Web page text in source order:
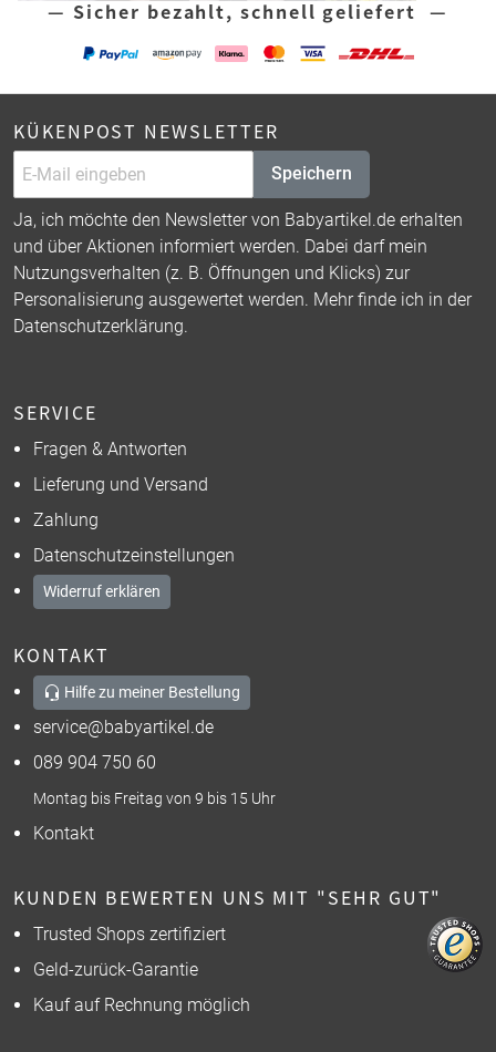
— Sicher bezahlt, schnell geliefert —
KÜKENPOST NEWSLETTER
Speichern
Ja, ich möchte den Newsletter von Babyartikel.de erhalten
und über Aktionen informiert werden. Dabei darf mein
Nutzungsverhalten (z. B. Öffnungen und Klicks) zur
Personalisierung ausgewertet werden. Mehr finde ich in der
Datenschutzerklärung.
SERVICE
Fragen & Antworten
Lieferung und Versand
Zahlung
Datenschutzeinstellungen
Widerruf erklären
KONTAKT
Hilfe zu meiner Bestellung
service@babyartikel.de
089 904 750 60
Montag bis Freitag von 9 bis 15 Uhr
Kontakt
KUNDEN BEWERTEN UNS MIT "SEHR GUT"
Trusted Shops zertifiziert
Geld-zurück-Garantie
Kauf auf Rechnung möglich